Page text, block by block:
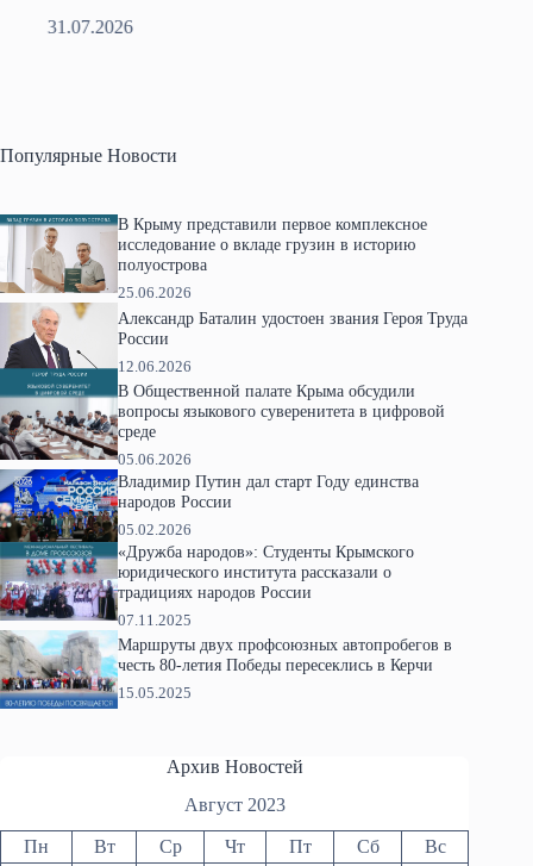
28.07.2026
Популярные Новости
В Крыму представили первое комплексное
исследование о вкладе грузин в историю
полуострова
25.06.2026
Александр Баталин удостоен звания Героя Труда
России
12.06.2026
В Общественной палате Крыма обсудили
вопросы языкового суверенитета в цифровой
среде
05.06.2026
Владимир Путин дал старт Году единства
народов России
05.02.2026
«Дружба народов»: Студенты Крымского
юридического института рассказали о
традициях народов России
07.11.2025
Маршруты двух профсоюзных автопробегов в
честь 80-летия Победы пересеклись в Керчи
15.05.2025
Архив Новостей
Август 2023
Пн Вт Ср Чт Пт Сб
Вс